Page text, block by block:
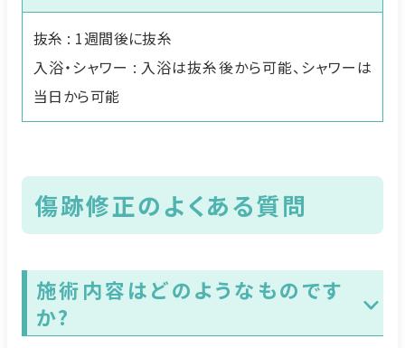
抜糸 : 1週間後に抜糸
入浴・シャワー : 入浴は抜糸後から可能、シャワーは
当日から可能
傷跡修正のよくある質問
施術内容はどのようなものです
か?